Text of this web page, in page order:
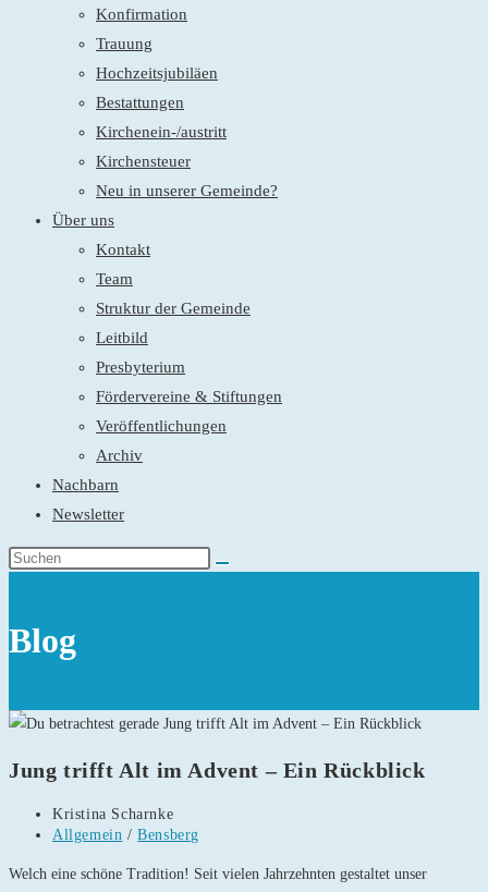
Konfirmation
Trauung
Hochzeitsjubiläen
Bestattungen
Kirchenein-/austritt
Kirchensteuer
Neu in unserer Gemeinde?
Über uns
Kontakt
Team
Struktur der Gemeinde
Leitbild
Presbyterium
Fördervereine & Stiftungen
Veröffentlichungen
Archiv
Nachbarn
Newsletter
Blog
Jung trifft Alt im Advent – Ein Rückblick
Beitrags-
Autor:
Kristina Scharnke
Beitrags-
Allgemein / Bensberg
Welch eine schöne Tradition! Seit vielen Jahrzehnten gestaltet unser